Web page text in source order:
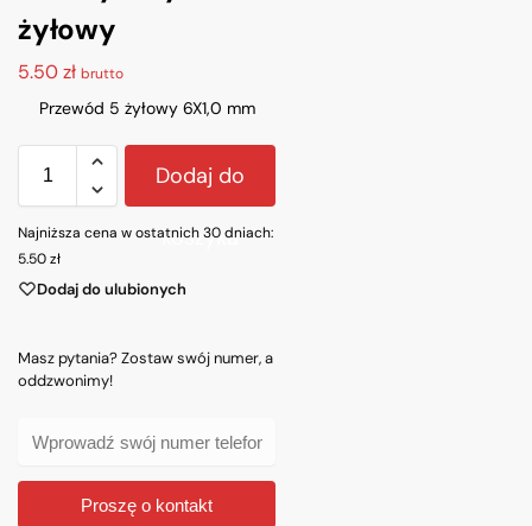
żyłowy
5.50zł brutto
Przewód 5 żyłowy 6X1,0 mm
Dodaj do
koszyka
Najniższa cena w ostatnich 30 dniach:
5.50zł
Dodaj do ulubionych
Masz pytania? Zostaw swój numer, a
oddzwonimy!
Proszę o kontakt